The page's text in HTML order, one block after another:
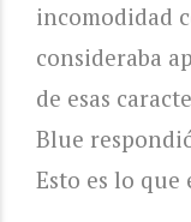
incomodidad
consideraba
de esas
Blue
Esto es lo que